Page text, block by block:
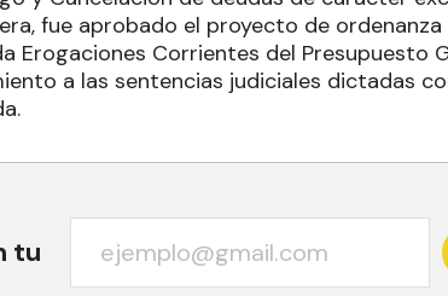
fue aprobado el proyecto de
Erogaciones Corrientes del Presupuesto
a las sentencias judiciales dictadas
tu